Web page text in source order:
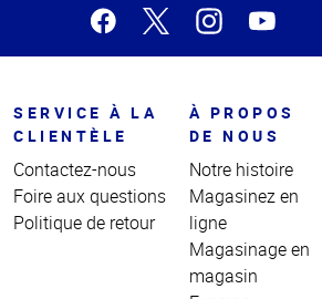
SERVICE À LA
CLIENTÈLE
Contactez-nous
Foire aux questions
Politique de retour
À PROPOS
DE NOUS
Notre histoire
Magasinez en
ligne
Magasinage en
magasin